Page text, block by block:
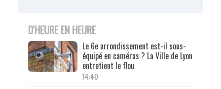
D'HEURE EN HEURE
Le 6e arrondissement est-il sous-
équipé en caméras ? La Ville de Lyon
entretient le flou
14:40